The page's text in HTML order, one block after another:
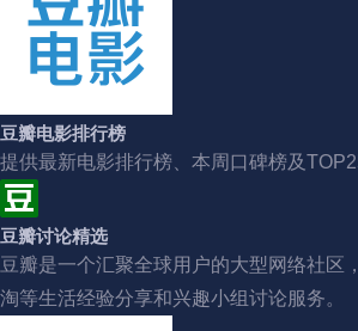
豆瓣电影排行榜
提供最新电影排行榜、本周口碑榜及
豆瓣讨论精选
豆瓣是一个汇聚全球用户的大型网络社区
淘等生活经验分享和兴趣小组讨论服务。